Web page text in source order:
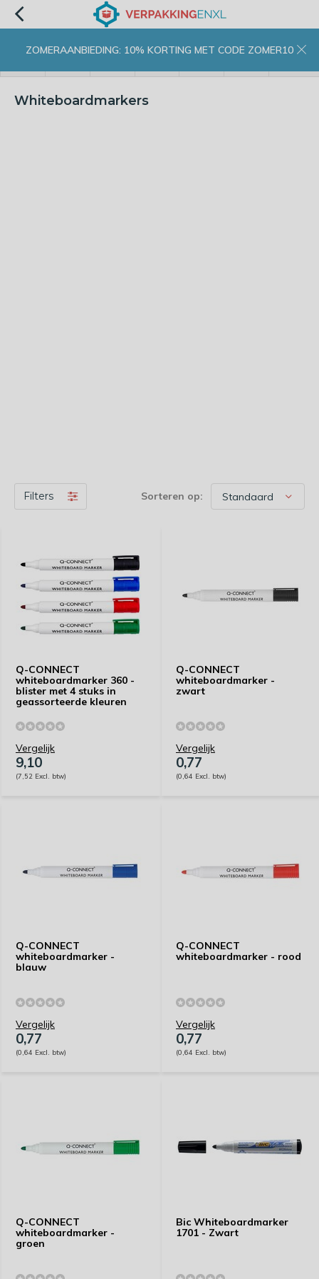
ZOMERAANBIEDING: 10% KORTING MET CODE ZOMER10
Whiteboardmarkers
Filters Sorteren op:
Q-CONNECT
whiteboardmarker 360 -
blister met 4 stuks in
geassorteerde kleuren
Vergelijk
9,10
(7,52 Excl. btw)
Q-CONNECT
whiteboardmarker -
zwart
Vergelijk
0,77
(0,64 Excl. btw)
Q-CONNECT
whiteboardmarker -
blauw
Vergelijk
0,77
(0,64 Excl. btw)
Q-CONNECT
whiteboardmarker - rood
Vergelijk
0,77
(0,64 Excl. btw)
Q-CONNECT
whiteboardmarker -
groen
Bic Whiteboardmarker
1701 - Zwart